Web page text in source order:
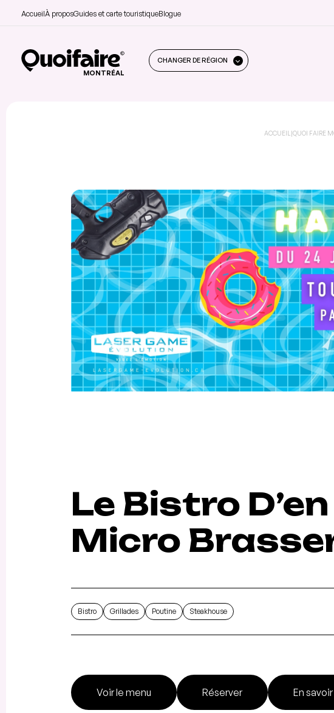
AccueilÀ proposGuides et carte touristiqueBlogue
MONTRÉAL
CHANGER DE RÉGION
ACCUEIL |QUOI FAIRE
Le Bistro
Micro
Bistro Grillades Poutine Steakhouse
Voir le menu Réserver En